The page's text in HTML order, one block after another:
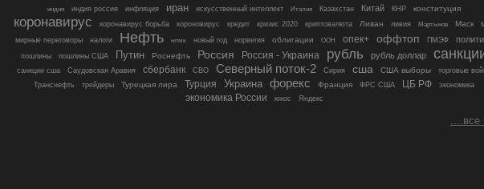
индия индия россия инфляция иран искусственный интеллект Италия Казахстан Китай КНР конституция
коронавирус коронавирус борьба короновирус кредит кризис 2020 криптовалюта Ливан ливия Мартынов Маск
мирные переговоры налоги Нефть нлмк новый год норвегия облигации ООН опек+ оффтоп ПМЭФ
пошлины пошлины США Путин Роснефть Россия Россия - Украина рубль рубль доллар
санкции сша Саудовская Аравия сбербанк СВО Северный поток-2 Сирия сша США выборы торговые
Транснефть трейдеры Турецкая лира Турция Украина форекс Франция ФРС США ЦБ РФ экономика
экономика России юкос Яндекс
....все